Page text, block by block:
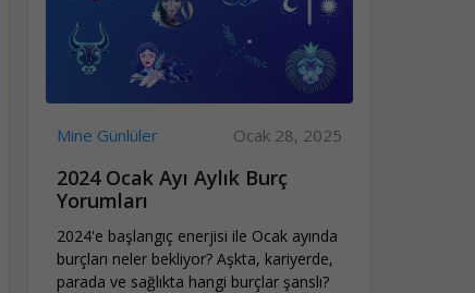
Mine Günlüler Ocak 28, 2025
2024 Ocak Ayı Aylık Burç
Yorumları
2024'e başlangıç enerjisi ile Ocak ayında
burçları neler bekliyor? Aşkta, kariyerde,
parada ve sağlıkta hangi burçlar şanslı?